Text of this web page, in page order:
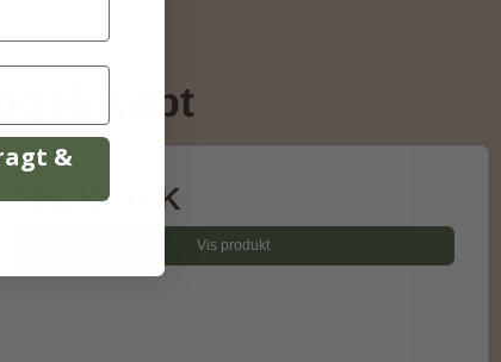
købt
299,00 DKK
Vis produkt
&